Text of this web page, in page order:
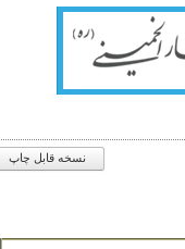
نسخه قابل چاپ